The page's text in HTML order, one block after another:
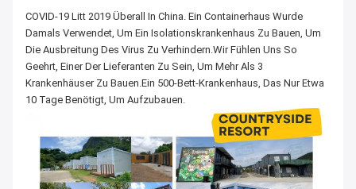
COVID-19 Litt 2019 Überall In China. Ein Containerhaus Wurde
Damals Verwendet, Um Ein Isolationskrankenhaus Zu Bauen, Um
Die Ausbreitung Des Virus Zu Verhindern.Wir Fühlen Uns So
Geehrt, Einer Der Lieferanten Zu Sein, Um Mehr Als 3
Krankenhäuser Zu Bauen.Ein 500-Bett-Krankenhaus, Das Nur Etwa
10 Tage Benötigt, Um Aufzubauen.